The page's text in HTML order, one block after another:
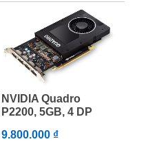
NVIDIA Quadro
P2200, 5GB, 4 DP
9.800.000 ₫